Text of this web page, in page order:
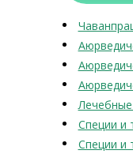
Специи и
Специи и